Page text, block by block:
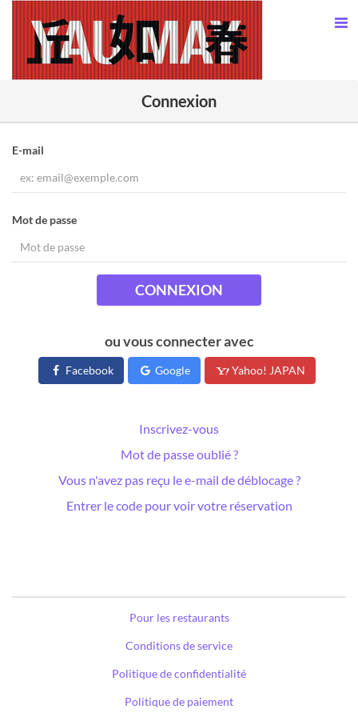
Connexion
E-mail
Mot de passe
CONNEXION
ou vous connecter avec
Facebook Google Yahoo! JAPAN
Inscrivez-vous
Mot de passe oublié ?
Vous n'avez pas reçu le e-mail de déblocage ?
Entrer le code pour voir votre réservation
Pour les restaurants
Conditions de service
Politique de confidentialité
Politique de paiement